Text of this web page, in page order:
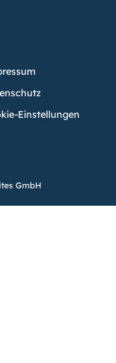
Einstellungen
GmbH